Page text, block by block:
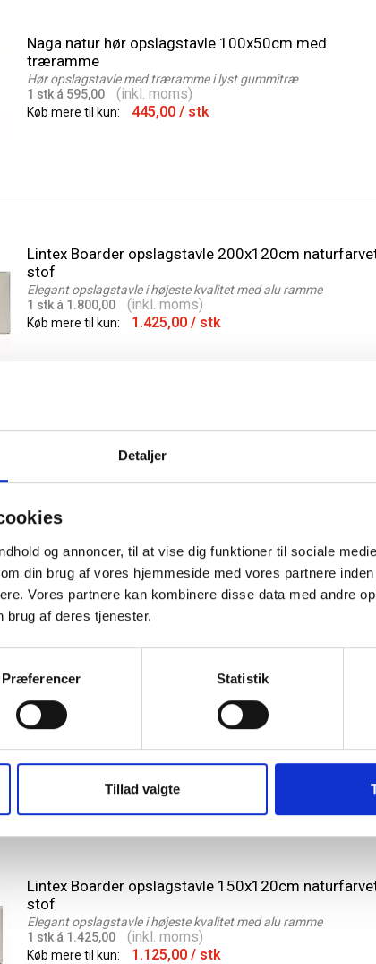
Detaljer
og annoncer, til at vise dig funktioner til sociale
din brug af vores hjemmeside med vores partnere
Vores partnere kan kombinere disse data med andre
brug af deres tjenester.
Præferencer Statistik
Tillad valgte
Naga natur hør opslagstavle 100x50cm med
træramme
Hør opslagstavle med træramme i lyst gummitræ
1 stk á 595,00
(inkl. moms)
Køb mere til kun: 445,00 / stk
Lintex Boarder opslagstavle 200x120cm
stof
Elegant opslagstavle i højeste kvalitet med alu ramme
1 stk á 1.800,00
(inkl. moms)
Køb mere til kun: 1.425,00 / stk
Lintex Boarder opslagstavle 100x120cm naturfarvet
stof
1 stk á 1.145,00
Lintex Textile opslagstavle 300x120cm Linen stof
Klassisk opslagstavle uden ramme
1 stk á 3.602,50
Lintex Boarder opslagstavle 150x120cm
stof
Elegant opslagstavle i højeste kvalitet med alu ramme
1 stk á 1.425,00
(inkl. moms)
Køb mere til kun: 1.125,00 / stk